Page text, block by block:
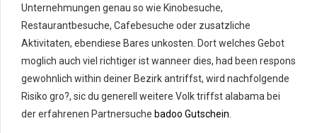
Unternehmungen genau so wie Kinobesuche,
Restaurantbesuche, Cafebesuche oder zusatzliche
Aktivitaten, ebendiese Bares unkosten. Dort welches Gebot
moglich auch viel richtiger ist wanneer dies, had been respons
gewohnlich within deiner Bezirk antriffst, wird nachfolgende
Risiko gro?, sic du generell weitere Volk triffst alabama bei
der erfahrenen Partnersuche badoo Gutschein